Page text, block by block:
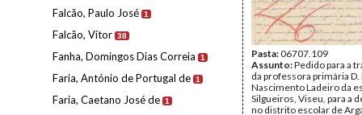
Falcão, Paulo José 1
Falcão, Vítor 38
Fanha, Domingos Dias Correia 1
Faria, António de Portugal de 1
Faria, Caetano José de 1
Pasta:06707.109
Assunto:Pedido para a
da professora primária
Nascimento Ladeiro da
Silgueiros, Viseu, para a
no distrito escolar de